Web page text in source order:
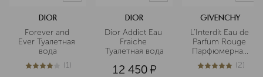
DIOR
Forever and
Ever Туалетная
вода
4из 51 (1)
DIOR
Dior Addict Eau
Fraiche
Туалетная вода
12 450 ¤
GIVENCHY
L’Interdit Eau de
Parfum Rouge
Парфюмерная
вода
5из 52 (2)